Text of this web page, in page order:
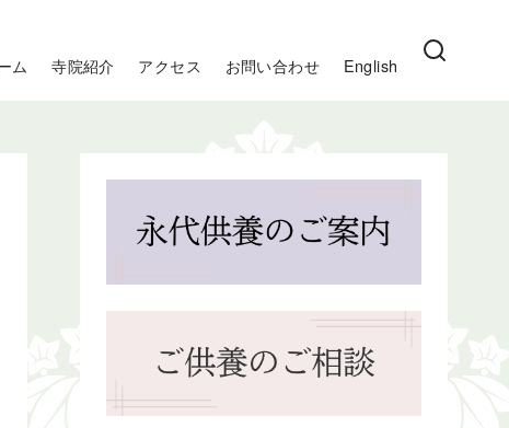
ム 寺院紹介 アクセス お問い合わせ English